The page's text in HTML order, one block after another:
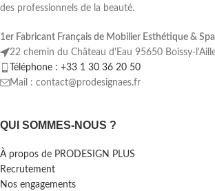
des professionnels de la beauté.
1er Fabricant Français de Mobilier Esthétique & Spa
22 chemin du Château d'Eau 95650 Boissy-
Téléphone : +33 1 30 36 20 50
Mail : contact@prodesignaes.fr
QUI SOMMES-NOUS ?
À propos de PRODESIGN PLUS
Recrutement
Nos engagements